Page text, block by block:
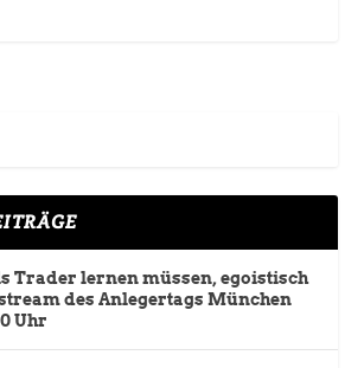
Trader lernen müssen, egoistisch
des Anlegertags München
Uhr